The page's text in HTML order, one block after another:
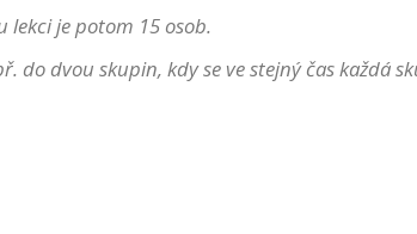
je potom 15 osob.
dvou skupin, kdy se ve stejný čas každá